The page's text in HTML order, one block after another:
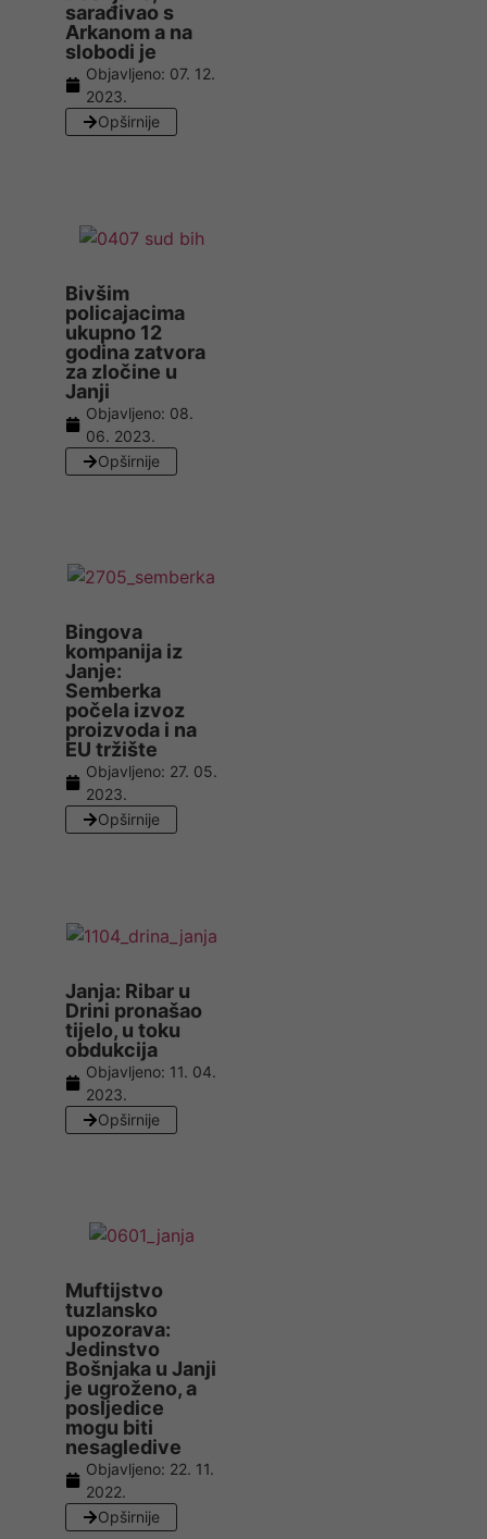
sarađivao s
Arkanom a na
slobodi je
Objavljeno: 07. 12.
2023.
Opširnije
Bivšim
policajacima
ukupno 12
godina zatvora
za zločine u
Janji
Objavljeno: 08.
06. 2023.
Opširnije
Bingova
kompanija iz
Janje:
Semberka
počela izvoz
proizvoda i na
EU tržište
Objavljeno: 27. 05.
2023.
Opširnije
Janja: Ribar u
Drini pronašao
tijelo, u toku
obdukcija
Objavljeno: 11. 04.
2023.
Opširnije
Muftijstvo
tuzlansko
upozorava:
Jedinstvo
Bošnjaka u Janji
je ugroženo, a
posljedice
mogu biti
nesagledive
Objavljeno: 22. 11.
2022.
Opširnije